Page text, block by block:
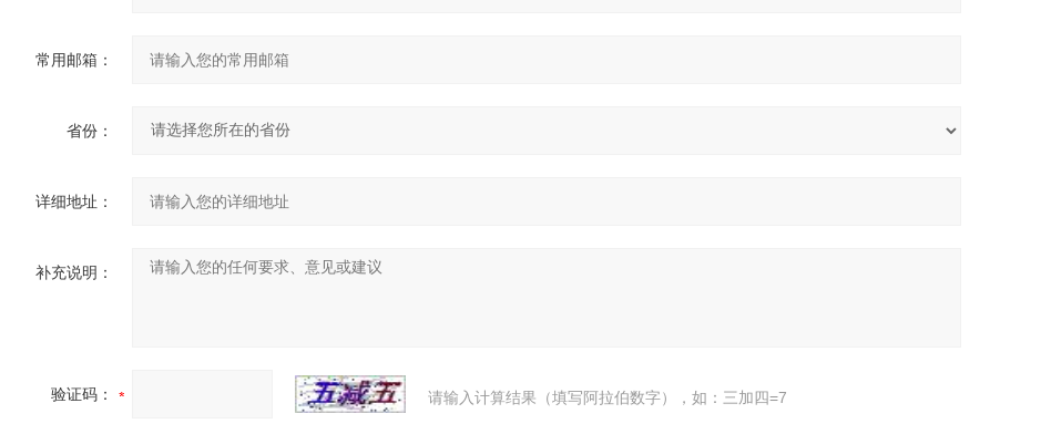
常用邮箱：
省份：
详细地址：
补充说明：
验证码： 请输入计算结果（填写阿拉伯数字），如：三加四=7